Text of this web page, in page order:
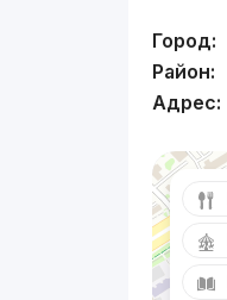
Город:
Район:
Адрес: